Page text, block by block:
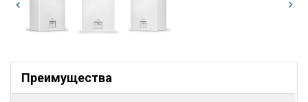
Преимущества